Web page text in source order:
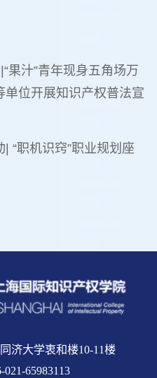
果汁”青年现身五角场万
位开展知识产权普法宣
“职机识窍”职业规划座
济大学衷和楼10-11楼
021-65983113